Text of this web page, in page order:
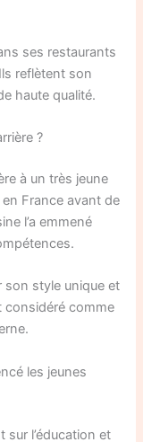
ses restaurants
reflètent son
haute qualité.
?
à un très jeune
France avant de
l’a emmené
son style unique et
considéré comme
les jeunes
sur l’éducation et